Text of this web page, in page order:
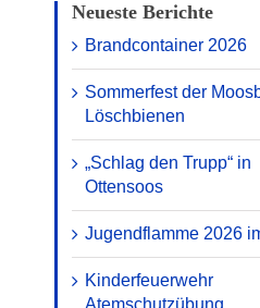
Neueste Berichte
Brandcontainer 2026
Sommerfest der
Löschbienen
„Schlag den Trupp“ in
Ottensoos
Jugendflamme 2026
Kinderfeuerwehr
Atemschutzübung